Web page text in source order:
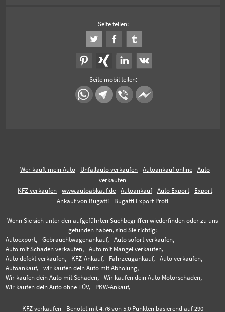
Seite teilen:
Seite mobil teilen:
Wer kauft mein Auto Unfallauto verkaufen Autoankauf online
Auto
verkaufen
KFZ verkaufen
www.autoabkauf.de Autoankauf Auto Export
Export
Ankauf von Bugatti
Bugatti Export Profi
Wenn Sie sich unter den aufgeführten Suchbegriffen wiederfinden oder zu uns
gefunden haben, sind Sie richtig:
Autoexport,
Gebrauchtwagenankauf,
Auto sofort verkaufen,
Auto mit Schaden verkaufen,
Auto mit Mängel verkaufen,
Auto defekt verkaufen,
KFZ-Ankauf, Fahrzeugankauf,
Auto verkaufen,
Autoankauf,
wir kaufen dein Auto mit Abholung,
Wir kaufen dein Auto mit Schaden,
Wir kaufen dein Auto Motorschaden,
Wir kaufen dein Auto ohne TÜV,
PKW-Ankauf,
KFZ verkaufen- Benotet mit 4.76von 5.0 Punkten basierend auf 290